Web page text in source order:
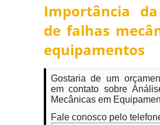
Importância
de falhas
equipamentos
Gostaria de um
em contato sobre
Mecânicas em
Fale conosco pelo